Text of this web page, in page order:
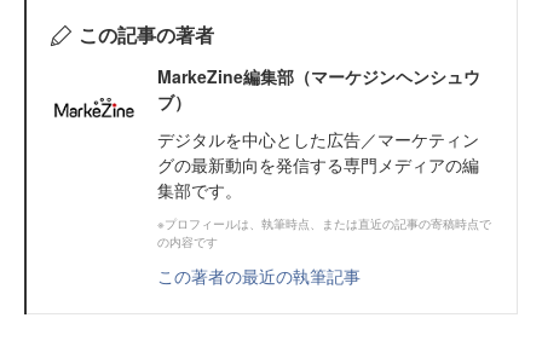
この記事の著者
MarkeZine編集部（マーケジンヘンシュウ
ブ）
デジタルを中心とした広告／マーケティン
グの最新動向を発信する専門メディアの編
集部です。
※プロフィールは、執筆時点、または直近の記事の寄稿時点で
の内容です
この著者の最近の執筆記事